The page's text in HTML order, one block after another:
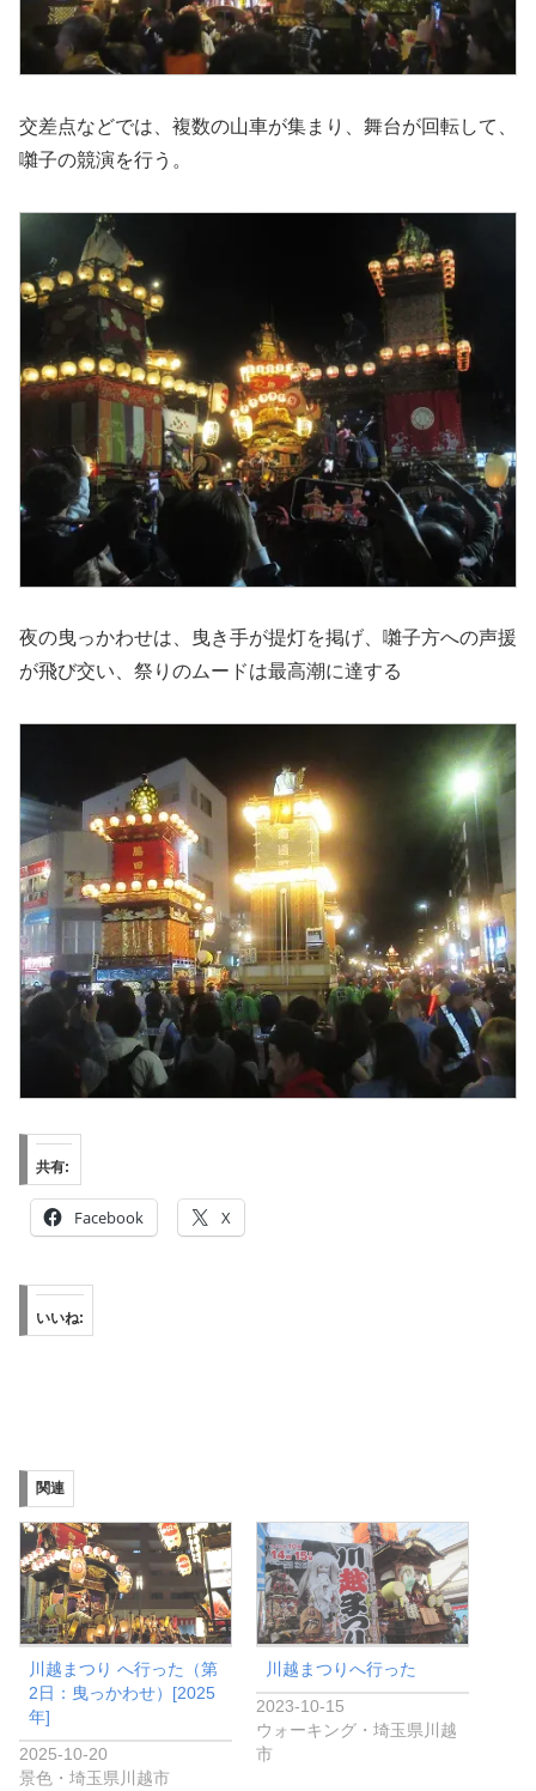
交差点などでは、複数の山車が集まり、舞台が回転して、
囃子の競演を行う。
夜の曳っかわせは、曳き手が提灯を掲げ、囃子方への声援
が飛び交い、祭りのムードは最高潮に達する
共有:
Facebook X
いいね:
関連
川越まつり へ行った（第
2日：曳っかわせ）[2025
年]
2025-10-20
景色・埼玉県川越市
川越まつりへ行った
2023-10-15
ウォーキング・埼玉県川越
市